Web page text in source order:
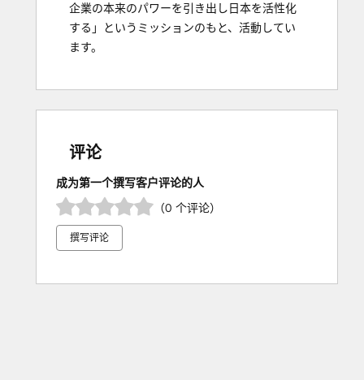
企業の本来のパワーを引き出し日本を活性化
する」というミッションのもと、活動してい
ます。
评论
成为第一个撰写客户评论的人
（0 个评论）
撰写评论